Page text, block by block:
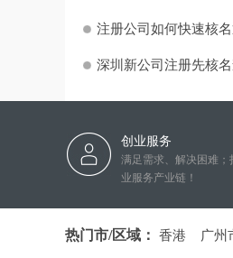
注册公司如何快速核
深圳新公司注册先核
创业服务
满足需求、解决困难；
业服务产业链！
热门市/区域： 香港 广州